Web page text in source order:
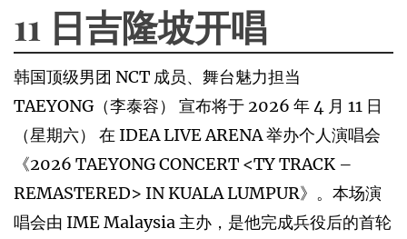
11 日吉隆坡开唱
韩国顶级男团 NCT 成员、舞台魅力担当
TAEYONG（李泰容） 宣布将于 2026 年 4 月 11 日
（星期六） 在 IDEA LIVE ARENA 举办个人演唱会
《2026 TAEYONG CONCERT <TY TRACK –
REMASTERED> IN KUALA LUMPUR》。本场演
唱会由 IME Malaysia 主办，是他完成兵役后的首轮